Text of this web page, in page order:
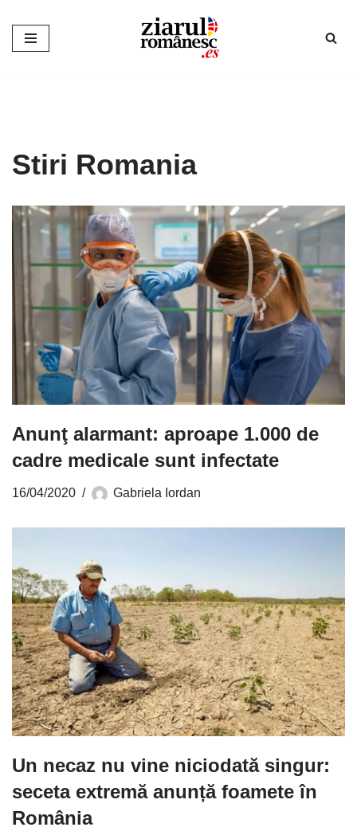
Sari
Stiri Romania
Anunţ alarmant: aproape 1.000 de
cadre medicale sunt infectate
16/04/2020 Gabriela Iordan
Un necaz nu vine niciodată singur:
seceta extremă anunță foamete în
România